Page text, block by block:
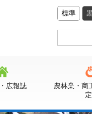
標準
広報誌
農林業・商